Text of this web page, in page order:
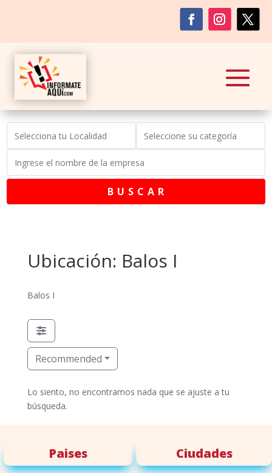
B U S C A R
Ubicación: Balos I
Balos I
Recommended
Lo siento, no encontramos nada que se ajuste a tu
búsqueda.
Paises Ciudades